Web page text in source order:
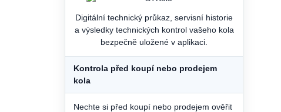
Digitální technický průkaz, servisní historie
a výsledky technických kontrol vašeho kola
bezpečně uložené v aplikaci.
Kontrola před koupí nebo prodejem
kola
Nechte si před koupí nebo prodejem ověřit